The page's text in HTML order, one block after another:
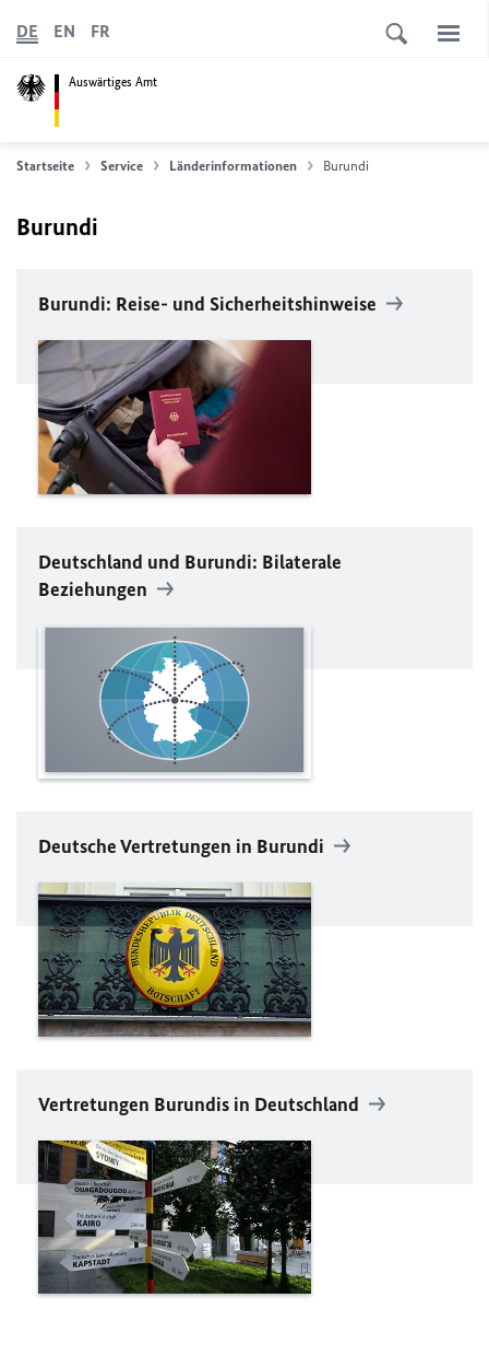
Auswärtiges Amt
DE EN FR
Startseite Service Länderinformationen Burundi
Burundi
Burundi: Reise- und Sicherheitshinweise
Deutschland und Burundi: Bilaterale
Beziehungen
Deutsche Vertretungen in Burundi
Vertretungen Burundis in Deutschland